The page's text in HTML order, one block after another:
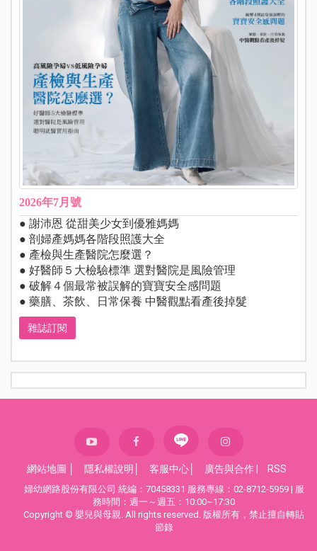
2026年7月號
● 謝沛恩 從甜美少女到優雅媽媽
● 剖婦產媽媽各階段照護大全
● 產檢與生產醫院怎麼選？
● 好醫師５大檢驗標準 選對醫院是風險管理
● 破解４個最常被誤解的寶寶安全感問題
● 藥膳、茶飲、日常保養 中醫觀點看產後掉髮
雜誌訂閱
網站地圖 隱私權說明 客服中心 廣告與合作 RSS
婦幼網路股份有限公司 統編：70458331 服務專線：02-8712-5959 | 服
務時間：週一～週五：10:00~17:30
Copyright © 嬰兒與母親. All rights reserved. 版權所有，禁止擅自轉貼
節錄